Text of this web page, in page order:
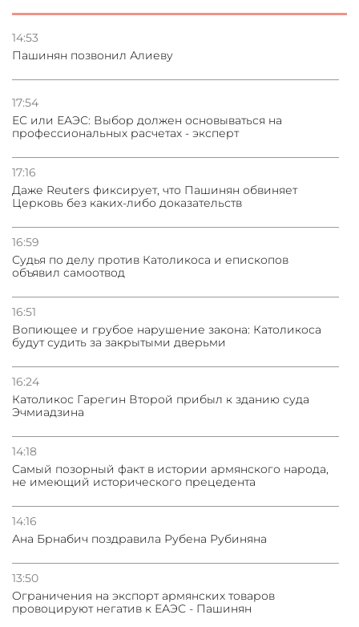
14:53
Пашинян позвонил Алиеву
17:54
ЕС или ЕАЭС: Выбор должен основываться на
профессиональных расчетах - эксперт
17:16
Даже Reuters фиксирует, что Пашинян обвиняет
Церковь без каких-либо доказательств
16:59
Судья по делу против Католикоса и епископов
объявил самоотвод
16:51
Вопиющее и грубое нарушение закона: Католикоса
будут судить за закрытыми дверьми
16:24
Католикос Гарегин Второй прибыл к зданию суда
Эчмиадзина
14:18
Самый позорный факт в истории армянского народа,
не имеющий исторического прецедента
14:16
Ана Брнабич поздравила Рубена Рубиняна
13:50
Oграничения на экспорт армянских товаров
провоцируют негатив к ЕАЭС - Пашинян
Стратегия безопасности ОДКБ допускает применение
Азербайджане
31.07.2026
Сотрудничество и очереди – детали визита главы
погрануправления СНБ Армении в Тбилиси